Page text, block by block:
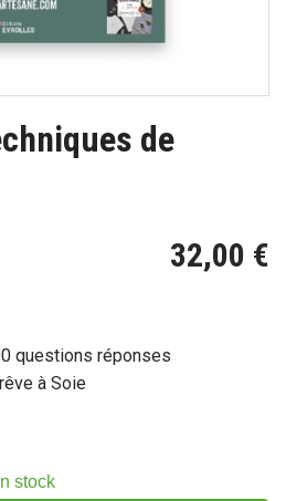
de
32,00 €
questions réponses
à Soie
stock